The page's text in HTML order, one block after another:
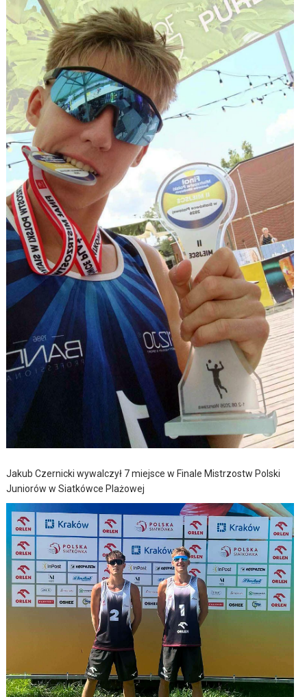
Jakub Czernicki wywalczył 7 miejsce w Finale Mistrzostw Polski
Juniorów w Siatkówce Plażowej